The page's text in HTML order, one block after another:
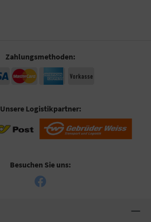
Zahlungsmethoden:
Unsere Logistikpartner:
Besuchen Sie uns: